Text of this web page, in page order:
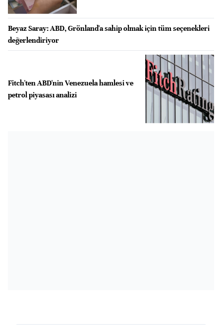
Beyaz Saray: ABD, Grönland'a sahip olmak için tüm seçenekleri
değerlendiriyor
Fitch'ten ABD'nin Venezuela hamlesi ve
petrol piyasası analizi